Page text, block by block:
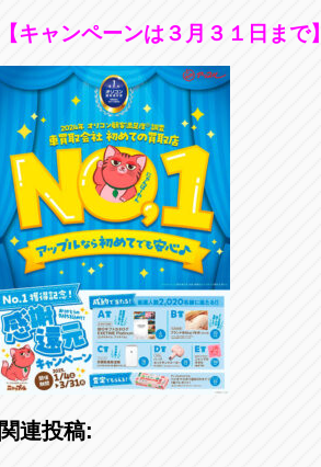
【キャンペーンは３月３１日まで】
関連投稿: